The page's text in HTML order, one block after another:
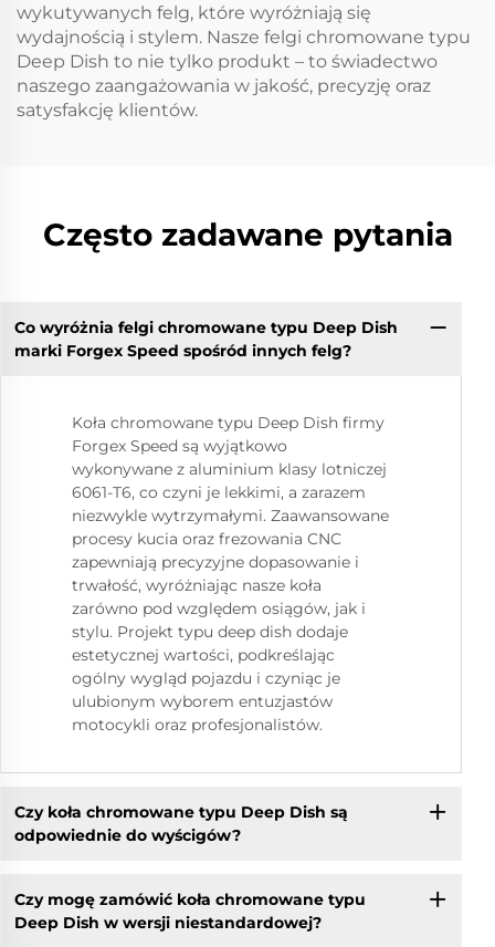
wykutywanych felg, które wyróżniają się
wydajnością i stylem. Nasze felgi chromowane typu
Deep Dish to nie tylko produkt – to świadectwo
naszego zaangażowania w jakość, precyzję oraz
satysfakcję klientów.
Często zadawane pytania
Co wyróżnia felgi chromowane typu Deep Dish
marki Forgex Speed spośród innych felg?
Koła chromowane typu Deep Dish firmy
Forgex Speed są wyjątkowo
wykonywane z aluminium klasy lotniczej
6061-T6, co czyni je lekkimi, a zarazem
niezwykle wytrzymałymi. Zaawansowane
procesy kucia oraz frezowania CNC
zapewniają precyzyjne dopasowanie i
trwałość, wyróżniając nasze koła
zarówno pod względem osiągów, jak i
stylu. Projekt typu deep dish dodaje
estetycznej wartości, podkreślając
ogólny wygląd pojazdu i czyniąc je
ulubionym wyborem entuzjastów
motocykli oraz profesjonalistów.
Czy koła chromowane typu Deep Dish są
odpowiednie do wyścigów?
Czy mogę zamówić koła chromowane typu
Deep Dish w wersji niestandardowej?